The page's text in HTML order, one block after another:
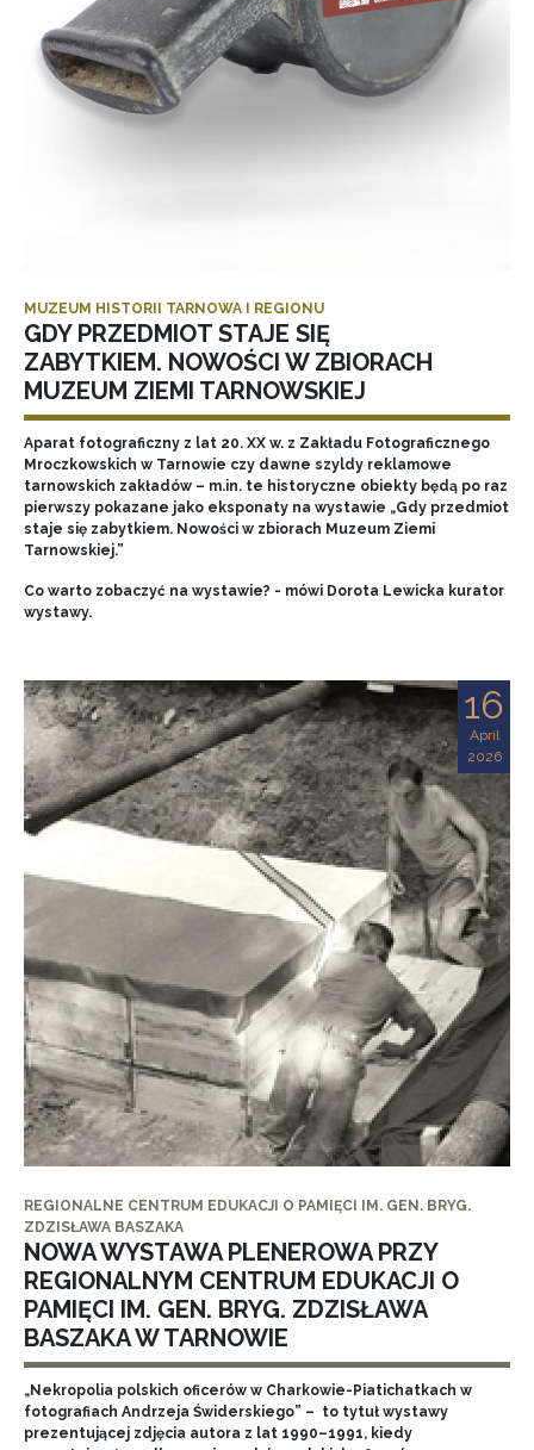
MUZEUM HISTORII TARNOWA I REGIONU
GDY PRZEDMIOT STAJE SIĘ
ZABYTKIEM. NOWOŚCI W ZBIORACH
MUZEUM ZIEMI TARNOWSKIEJ
Aparat fotograficzny z lat 20. XX w. z Zakładu Fotograficznego
Mroczkowskich w Tarnowie czy dawne szyldy reklamowe
tarnowskich zakładów – m.in. te historyczne obiekty będą po raz
pierwszy pokazane jako eksponaty na wystawie „Gdy przedmiot
staje się zabytkiem. Nowości w zbiorach Muzeum Ziemi
Tarnowskiej.”
Co warto zobaczyć na wystawie? - mówi Dorota Lewicka kurator
wystawy.
16
April
2026
REGIONALNE CENTRUM EDUKACJI O PAMIĘCI IM. GEN. BRYG.
ZDZISŁAWA BASZAKA
NOWA WYSTAWA PLENEROWA PRZY
REGIONALNYM CENTRUM EDUKACJI O
PAMIĘCI IM. GEN. BRYG. ZDZISŁAWA
BASZAKA W TARNOWIE
„Nekropolia polskich oficerów w Charkowie-Piatichatkach w
fotografiach Andrzeja Świderskiego” – to tytuł wystawy
prezentującej zdjęcia autora z lat 1990–1991, kiedy